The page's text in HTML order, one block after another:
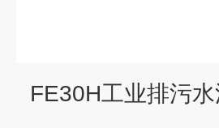
FE30H工业排污